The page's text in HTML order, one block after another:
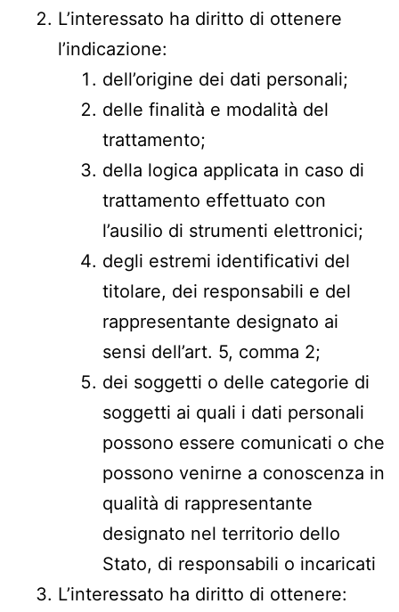
L’interessato ha diritto di ottenere
l’indicazione:
dell’origine dei dati personali;
delle finalità e modalità del
trattamento;
della logica applicata in caso di
trattamento effettuato con
l’ausilio di strumenti elettronici;
degli estremi identificativi del
titolare, dei responsabili e del
rappresentante designato ai
sensi dell’art. 5, comma 2;
dei soggetti o delle categorie di
soggetti ai quali i dati personali
possono essere comunicati o che
possono venirne a conoscenza in
qualità di rappresentante
designato nel territorio dello
Stato, di responsabili o incaricati
L’interessato ha diritto di ottenere: